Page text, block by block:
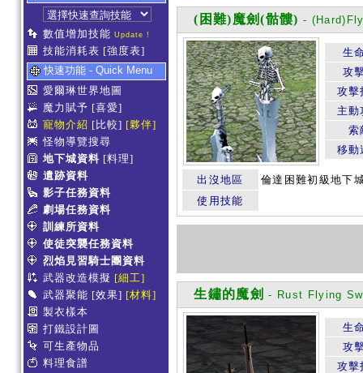
數值增加技能 Update !
技能消耗表 [強度表]
快速功能 - Quick Menu
愛爾琳世界地圖
魔力賦予 [喜愛]
寵物介紹 [比較] [夥伴]
怪物導覽搜尋
地下城資料 [料理]
遺跡資料
影子任務資料
劇場任務資料
訓練所資料
使徒突襲任務資料
烈焰見習騎士團資料
武器改造模擬 [細工]
武器聚能 [效果] [材料]
製衣樣本
打鐵設計圖
可生產物品
料理食譜
(困難)魔劍(骷髏) -
生
攻
攻擊
主動
索
移動
出沒地區
倫達困難初級地下
使用技能
生鏽的魔劍 - Rust Flying
生
攻
攻擊